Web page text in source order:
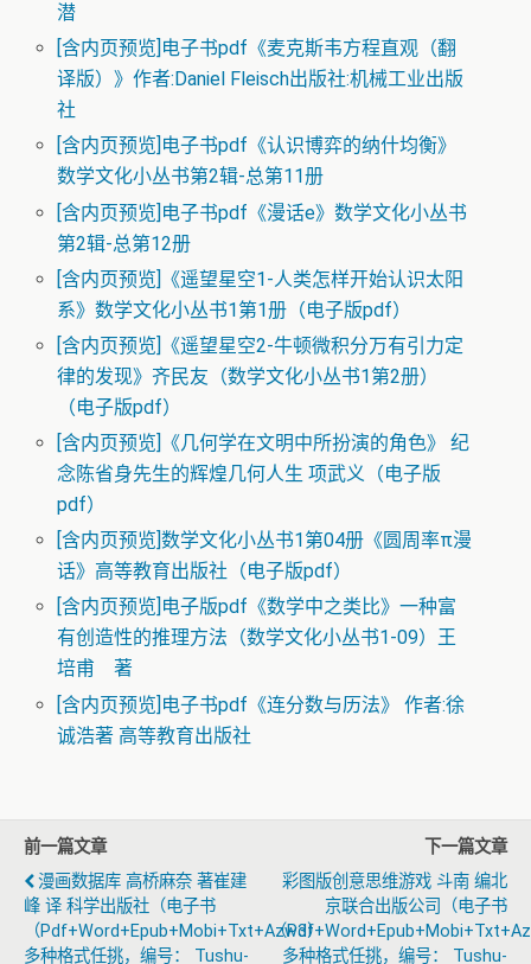
潜
[含内页预览]电子书pdf《麦克斯韦方程直观（翻
译版）》作者:Daniel Fleisch出版社:机械工业出版
社
[含内页预览]电子书pdf《认识博弈的纳什均衡》
数学文化小丛书第2辑-总第11册
[含内页预览]电子书pdf《漫话e》数学文化小丛书
第2辑-总第12册
[含内页预览]《遥望星空1-人类怎样开始认识太阳
系》数学文化小丛书1第1册（电子版pdf）
[含内页预览]《遥望星空2-牛顿微积分万有引力定
律的发现》齐民友（数学文化小丛书1第2册）
（电子版pdf）
[含内页预览]《几何学在文明中所扮演的角色》 纪
念陈省身先生的辉煌几何人生 项武义（电子版
pdf）
[含内页预览]数学文化小丛书1第04册《圆周率π漫
话》高等教育出版社（电子版pdf）
[含内页预览]电子版pdf《数学中之类比》一种富
有创造性的推理方法（数学文化小丛书1-09）王
培甫 著
[含内页预览]电子书pdf《连分数与历法》 作者:徐
诚浩著 高等教育出版社
前一篇文章
漫画数据库 高桥麻奈 著崔建
峰 译 科学出版社（电子书
（pdf+word+epub+mobi+txt+azw3）
多种格式任挑，编号： Tushu-
下一篇文章
彩图版创意思维游戏 斗南 编北
京联合出版公司（电子书
（
多种格式任挑，编号： Tushu-